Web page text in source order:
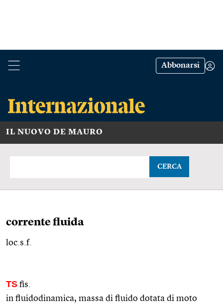
Abbonarsi
IL NUOVO DE MAURO
CERCA
corrente fluida
loc.s.f.
TS fis.
in fluidodinamica, massa di fluido dotata di moto